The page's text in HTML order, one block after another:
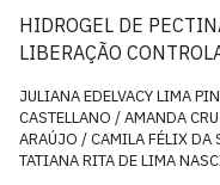
HIDROGEL DE
LIBERAÇÃO
JULIANA EDELVACY LIMA
CASTELLANO / AMANDA
ARAÚJO / CAMILA FÉLIX DA
TATIANA RITA DE LIMA